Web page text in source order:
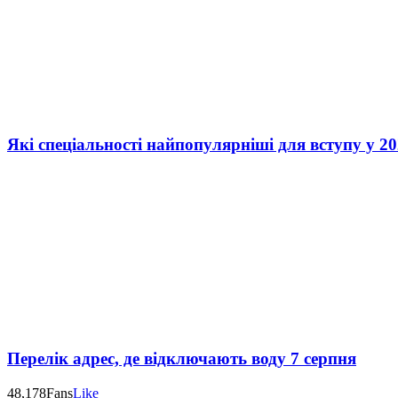
Які спеціальності найпопулярніші для вступу у
Перелік адрес, де відключають воду 7 серпня
48,178FansLike